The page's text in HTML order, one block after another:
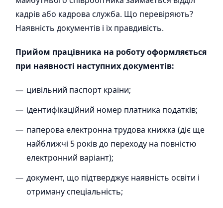
кадрів або кадрова служба. Що перевіряють?
Наявність документів і їх правдивість.
Прийом працівника на роботу оформляється
при наявності наступних документів:
цивільний паспорт країни;
ідентифікаційний номер платника податків;
паперова електронна трудова книжка (діє ще
найближчі 5 років до переходу на повністю
електронний варіант);
документ, що підтверджує наявність освіти і
отриману спеціальність;